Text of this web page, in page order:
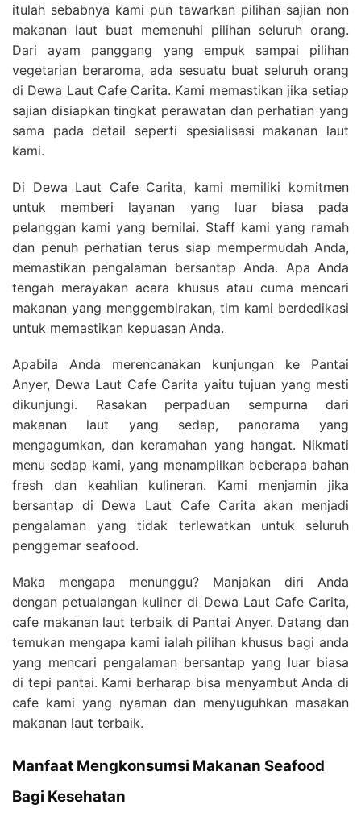
itulah sebabnya kami pun tawarkan pilihan sajian non
makanan laut buat memenuhi pilihan seluruh orang.
Dari ayam panggang yang empuk sampai pilihan
vegetarian beraroma, ada sesuatu buat seluruh orang
di Dewa Laut Cafe Carita. Kami memastikan jika setiap
sajian disiapkan tingkat perawatan dan perhatian yang
sama pada detail seperti spesialisasi makanan laut
kami.
Di Dewa Laut Cafe Carita, kami memiliki komitmen
untuk memberi layanan yang luar biasa pada
pelanggan kami yang bernilai. Staff kami yang ramah
dan penuh perhatian terus siap mempermudah Anda,
memastikan pengalaman bersantap Anda. Apa Anda
tengah merayakan acara khusus atau cuma mencari
makanan yang menggembirakan, tim kami berdedikasi
untuk memastikan kepuasan Anda.
Apabila Anda merencanakan kunjungan ke Pantai
Anyer, Dewa Laut Cafe Carita yaitu tujuan yang mesti
dikunjungi. Rasakan perpaduan sempurna dari
makanan laut yang sedap, panorama yang
mengagumkan, dan keramahan yang hangat. Nikmati
menu sedap kami, yang menampilkan beberapa bahan
fresh dan keahlian kulineran. Kami menjamin jika
bersantap di Dewa Laut Cafe Carita akan menjadi
pengalaman yang tidak terlewatkan untuk seluruh
penggemar seafood.
Maka mengapa menunggu? Manjakan diri Anda
dengan petualangan kuliner di Dewa Laut Cafe Carita,
cafe makanan laut terbaik di Pantai Anyer. Datang dan
temukan mengapa kami ialah pilihan khusus bagi anda
yang mencari pengalaman bersantap yang luar biasa
di tepi pantai. Kami berharap bisa menyambut Anda di
cafe kami yang nyaman dan menyuguhkan masakan
makanan laut terbaik.
Manfaat Mengkonsumsi Makanan Seafood
Bagi Kesehatan